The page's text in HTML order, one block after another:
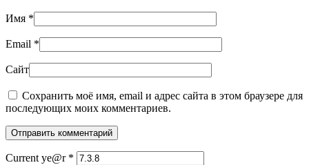
Имя *
Email *
Сайт
Сохранить моё имя, email и адрес сайта в этом браузере для
последующих моих комментариев.
Отправить комментарий
Current ye@r *